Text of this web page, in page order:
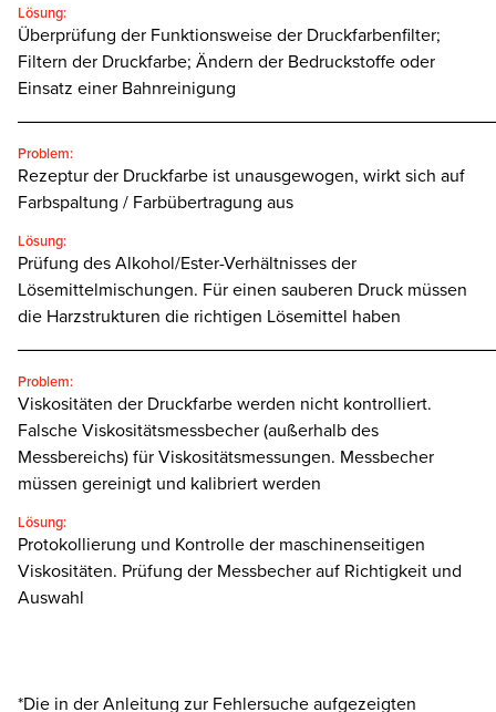
Lösung:
Überprüfung der Funktionsweise der Druckfarbenfilter;
Filtern der Druckfarbe; Ändern der Bedruckstoffe oder
Einsatz einer Bahnreinigung
Problem:
Rezeptur der Druckfarbe ist unausgewogen, wirkt sich auf
Farbspaltung / Farbübertragung aus
Lösung:
Prüfung des Alkohol/Ester-Verhältnisses der
Lösemittelmischungen. Für einen sauberen Druck müssen
die Harzstrukturen die richtigen Lösemittel haben
Problem:
Viskositäten der Druckfarbe werden nicht kontrolliert.
Falsche Viskositätsmessbecher (außerhalb des
Messbereichs) für Viskositätsmessungen. Messbecher
müssen gereinigt und kalibriert werden
Lösung:
Protokollierung und Kontrolle der maschinenseitigen
Viskositäten. Prüfung der Messbecher auf Richtigkeit und
Auswahl
*Die in der Anleitung zur Fehlersuche aufgezeigten